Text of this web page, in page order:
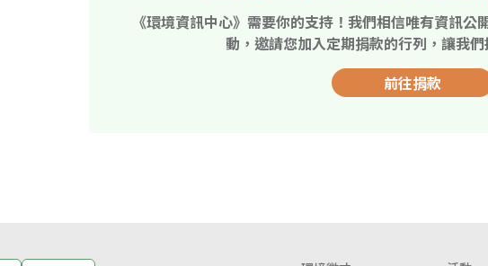
《環境資訊中心》需要你的支持！我們相信唯有資訊
動，邀請您加入定期捐款的行列，讓我
前往捐款